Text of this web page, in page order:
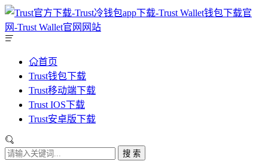
首页
Trust钱包下载
Trust移动端下载
Trust IOS下载
Trust安卓版下载
搜 索